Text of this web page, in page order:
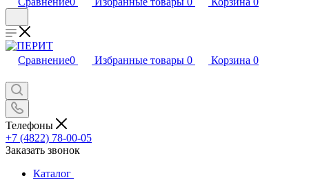
Сравнение0 Избранные товары 0 Корзина 0
Телефоны
+7 (4822) 78-00-05
Заказать звонок
Каталог